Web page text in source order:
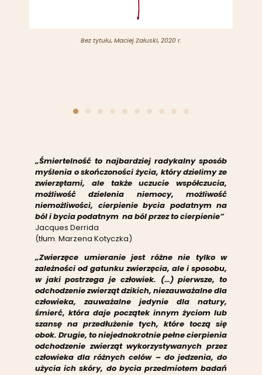
Bez tytułu, Maciej Załuski, 2020 r.
„Śmiertelność to najbardziej radykalny sposób
myślenia o skończoności życia, który dzielimy ze
zwierzętami, ale także uczucie współczucia,
możliwość dzielenia niemocy, możliwość
niemożliwości, cierpienie bycia podatnym na
ból i bycia podatnym na ból przez to cierpienie”
Jacques Derrida
(tłum. Marzena Kotyczka)
„Zwierzęce umieranie jest różne nie tylko w
zależności od gatunku zwierzęcia, ale i sposobu,
w jaki postrzega je człowiek. (…) pierwsze, to
odchodzenie zwierząt dzikich, niezauważalne dla
człowieka, zauważalne jedynie dla natury,
śmierć, która daje początek innym życiom lub
szansę na przedłużenie tych, które toczą się
obok. Drugie, to niejednokrotnie pełne cierpienia
odchodzenie zwierząt wykorzystywanych przez
człowieka dla różnych celów – do jedzenia, do
użycia ich skóry, do bycia przedmiotem badań